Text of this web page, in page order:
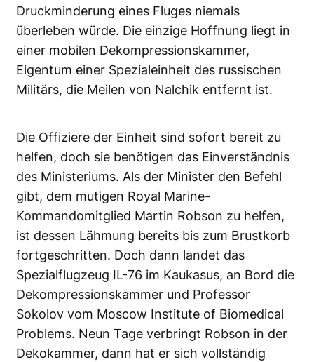
Druckminderung eines Fluges niemals
überleben würde. Die einzige Hoffnung liegt in
einer mobilen Dekompressionskammer,
Eigentum einer Spezialeinheit des russischen
Militärs, die Meilen von Nalchik entfernt ist.
Die Offiziere der Einheit sind sofort bereit zu
helfen, doch sie benötigen das Einverständnis
des Ministeriums. Als der Minister den Befehl
gibt, dem mutigen Royal Marine-
Kommandomitglied Martin Robson zu helfen,
ist dessen Lähmung bereits bis zum Brustkorb
fortgeschritten. Doch dann landet das
Spezialflugzeug IL-76 im Kaukasus, an Bord die
Dekompressionskammer und Professor
Sokolov vom Moscow Institute of Biomedical
Problems. Neun Tage verbringt Robson in der
Dekokammer, dann hat er sich vollständig